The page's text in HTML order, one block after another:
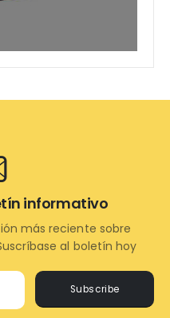
Subscribe
informativo
más reciente sobre
al boletín hoy